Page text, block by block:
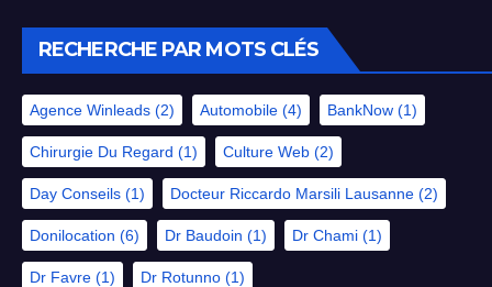
RECHERCHE PAR MOTS CLÉS
Agence Winleads (2) Automobile (4) BankNow (1)
Chirurgie Du Regard (1) Culture Web (2)
Day Conseils (1) Docteur Riccardo Marsili Lausanne (2)
Donilocation (6) Dr Baudoin (1) Dr Chami (1)
Dr Favre (1) Dr Rotunno (1)